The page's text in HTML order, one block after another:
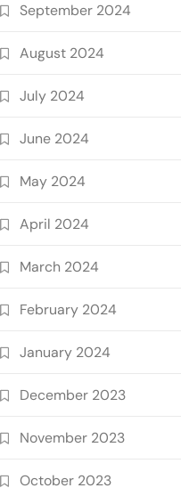
September 2024
August 2024
July 2024
June 2024
May 2024
April 2024
March 2024
February 2024
January 2024
December 2023
November 2023
October 2023